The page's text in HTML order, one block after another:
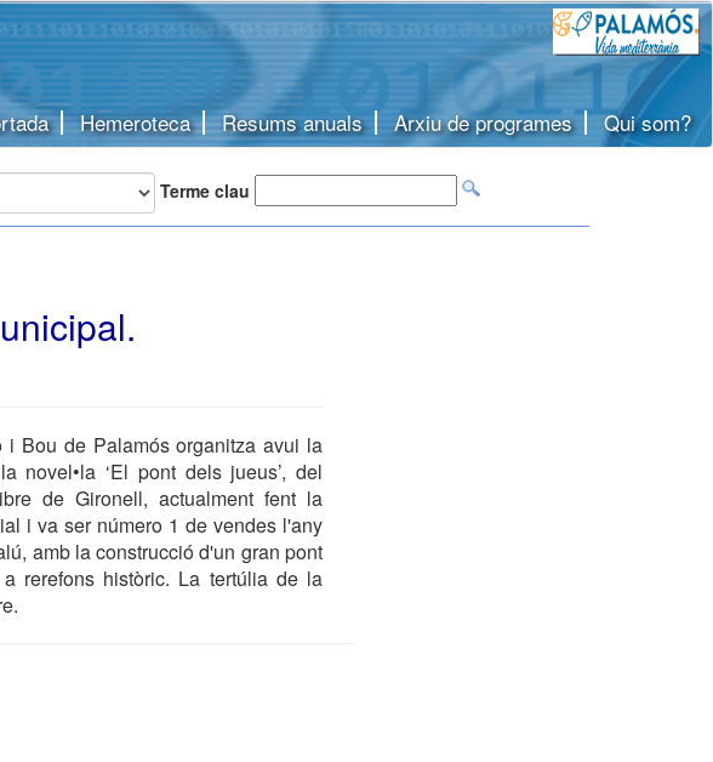
Hemeroteca Resums anuals Arxiu de programes Qui som?
Terme clau
Bou de Palamós organitza avui la
novel•la ‘El pont dels jueus’, del
de Gironell, actualment fent la
i va ser número 1 de vendes l'any
amb la construcció d'un gran pont
rerefons històric. La tertúlia de la